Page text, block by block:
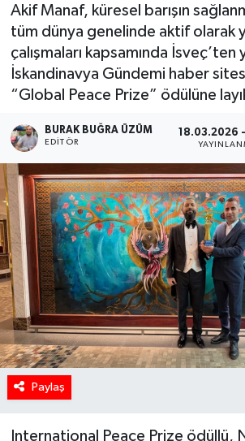
Akif Manaf, küresel barışın
tüm dünya genelinde aktif olarak
çalışmaları kapsamında İsveç’ten
İskandinavya Gündemi haber
“Global Peace Prize” ödülüne
BURAK BUĞRA ÜZÜM
EDITÖR
18.03.2026
Paylaş
International Peace Prize ödüllü,